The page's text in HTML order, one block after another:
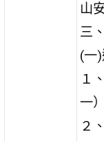
山
三
(一
１
一
２